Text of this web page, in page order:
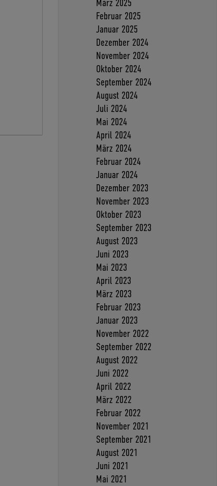
März 2025
Februar 2025
Januar 2025
Dezember 2024
November 2024
Oktober 2024
September 2024
August 2024
Juli 2024
Mai 2024
April 2024
März 2024
Februar 2024
Januar 2024
Dezember 2023
November 2023
Oktober 2023
September 2023
August 2023
Juni 2023
Mai 2023
April 2023
März 2023
Februar 2023
Januar 2023
November 2022
September 2022
August 2022
Juni 2022
April 2022
März 2022
Februar 2022
November 2021
September 2021
August 2021
Juni 2021
Mai 2021